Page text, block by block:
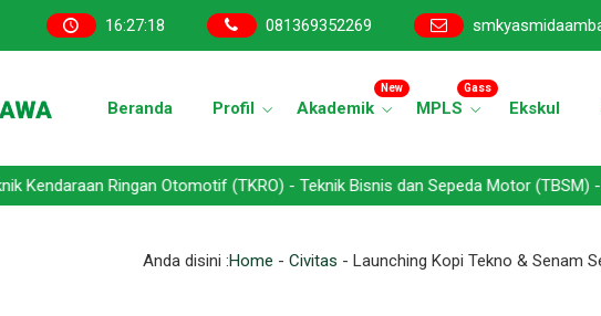
16:27:19 081369352269
Beranda Profil Akademik
New
MPLS
Gass
Ekskul
Otomotif (TKRO) - Teknik Bisnis dan Sepeda Motor (TBSM) - Teknik
Anda disini :Home - Civitas - Launching Kopi Tekno & Senam